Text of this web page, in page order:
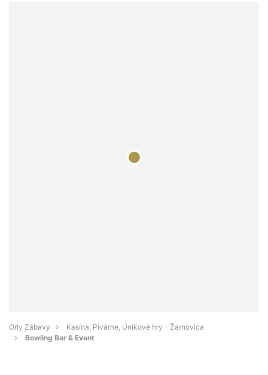
Orly Zábavy
Kasína, Pivárne, Únikové hry - Žarnovica
Bowling Bar & Event